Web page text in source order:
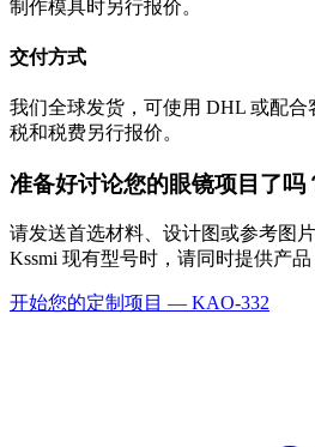
制作模具时另行报价。
交付方式
我们全球发货，可使用 DHL 或配
税和税费另行报价。
准备好讨论您的眼镜项目了吗
请发送首选材料、设计图或参考图
Kssmi 现有型号时，请同时提供产品
开始您的定制项目 — KAO-332